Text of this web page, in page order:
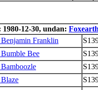
1980-12-30, undan:
Benjamin Franklin
Bumble Bee
Bamboozle
Blaze